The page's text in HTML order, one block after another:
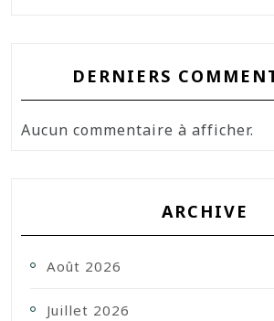
DERNIERS
Aucun commentaire à afficher.
ARCHIVE
Août 2026
Juillet 2026